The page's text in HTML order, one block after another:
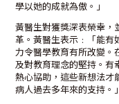
學以她的成就為傲。」
黃醫生對獲獎深表榮幸，
革。黃醫生表示﹕「能有
力令醫學教育有所改變。
及對教育理念的堅持。有
熱心協助，這些新想法才
病人過去多年來的支持。」